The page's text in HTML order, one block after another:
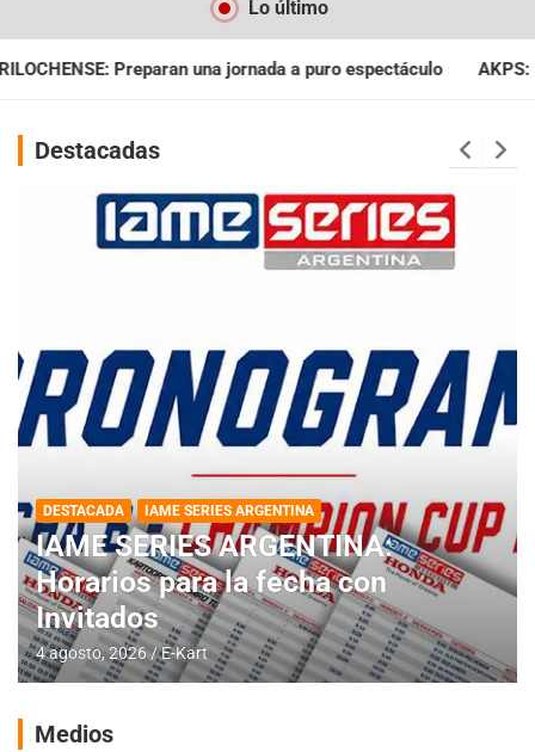
Lo último
a puro espectáculo AKPS: Intervino la IGJ y oficializó el
Destacadas
DESTACADA IAME SERIES ARGENTINA
IAME SERIES ARGENTINA:
Horarios para la fecha con
Invitados
4 agosto, 2026 E-Kart
Medios